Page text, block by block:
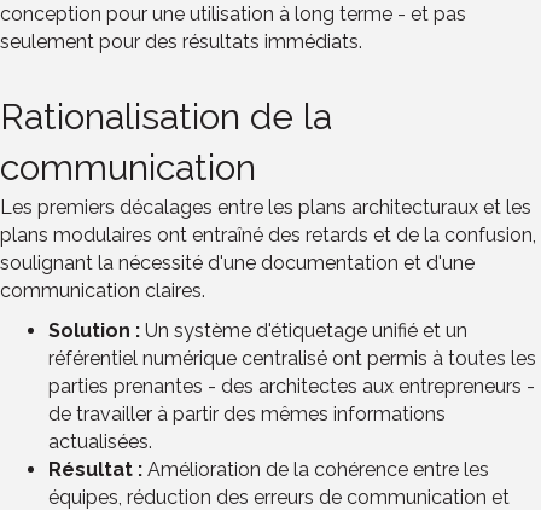
conception pour une utilisation à long terme - et pas
seulement pour des résultats immédiats.
Rationalisation de la
communication
Les premiers décalages entre les plans architecturaux et les
plans modulaires ont entraîné des retards et de la confusion,
soulignant la nécessité d'une documentation et d'une
communication claires.
Solution : Un système d'étiquetage unifié et un
référentiel numérique centralisé ont permis à toutes les
parties prenantes - des architectes aux entrepreneurs -
de travailler à partir des mêmes informations
actualisées.
Résultat : Amélioration de la cohérence entre les
équipes, réduction des erreurs de communication et